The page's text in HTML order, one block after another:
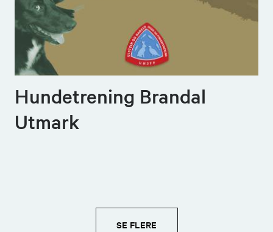
Hundetrening Brandal
Utmark
SE FLERE